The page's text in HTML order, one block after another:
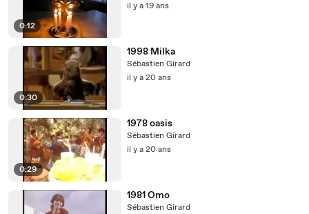
0:12
il y a 19 ans
0:30
1998 Milka
Sébastien Girard
il y a 20 ans
0:29
1978 oasis
Sébastien Girard
il y a 20 ans
1981 Omo
Sébastien Girard